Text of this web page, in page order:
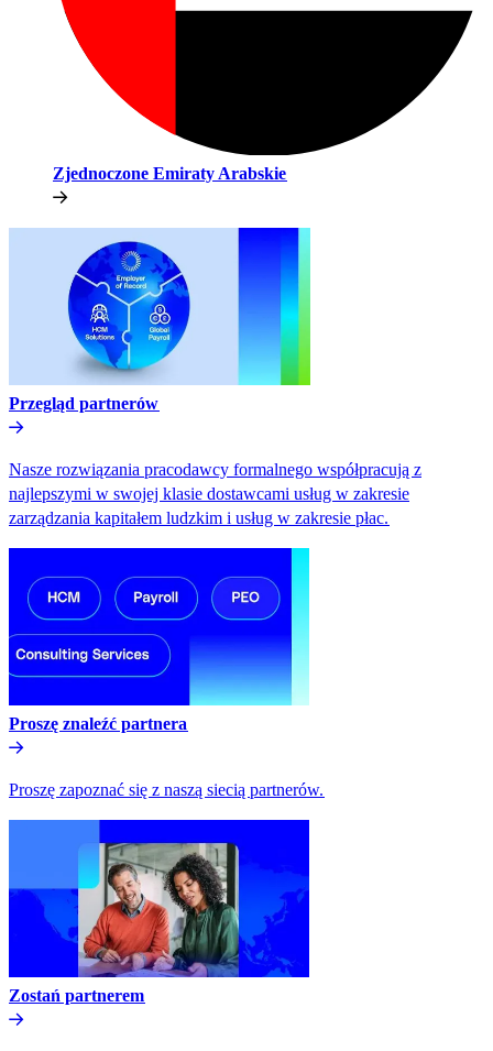
Zjednoczone Emiraty Arabskie​​
Przegląd partnerów​​
Nasze rozwiązania pracodawcy formalnego współpracują z
najlepszymi w swojej klasie dostawcami usług w zakresie
zarządzania kapitałem ludzkim i usług w zakresie płac.​​
Proszę znaleźć partnera​​
Proszę zapoznać się z naszą siecią partnerów.​​
Zostań partnerem​​